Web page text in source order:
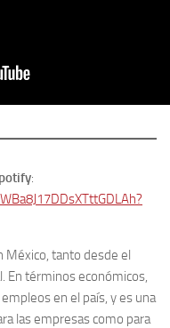
:
México, tanto desde el
En términos económicos,
en el país, y es una
las empresas como para